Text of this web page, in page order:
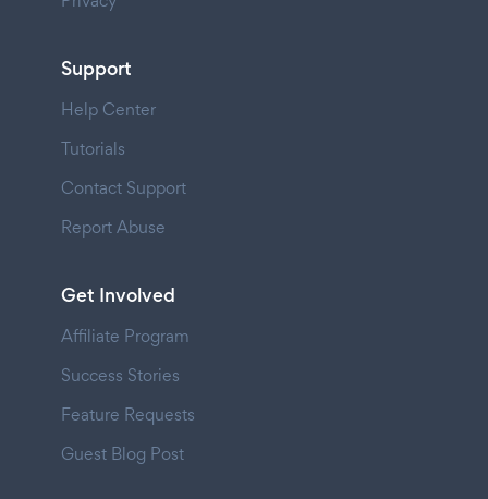
Support
Help Center
Tutorials
Contact Support
Report Abuse
Get Involved
Affiliate Program
Success Stories
Feature Requests
Guest Blog Post